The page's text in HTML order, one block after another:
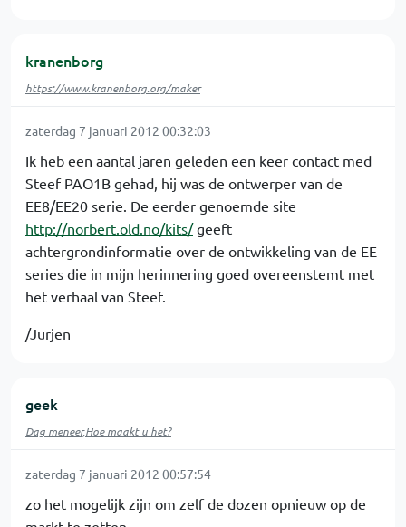
kranenborg
https://www.kranenborg.org/maker
zaterdag 7 januari 2012 00:32:03
Ik heb een aantal jaren geleden een keer contact med
Steef PAO1B gehad, hij was de ontwerper van de
EE8/EE20 serie. De eerder genoemde site
http://norbert.old.no/kits/geeft
achtergrondinformatie over de ontwikkeling van de EE
series die in mijn herinnering goed overeenstemt met
het verhaal van Steef.
/Jurjen
geek
Dag meneer,Hoe maakt u het?
zaterdag 7 januari 2012 00:57:54
zo het mogelijk zijn om zelf de dozen opnieuw op de